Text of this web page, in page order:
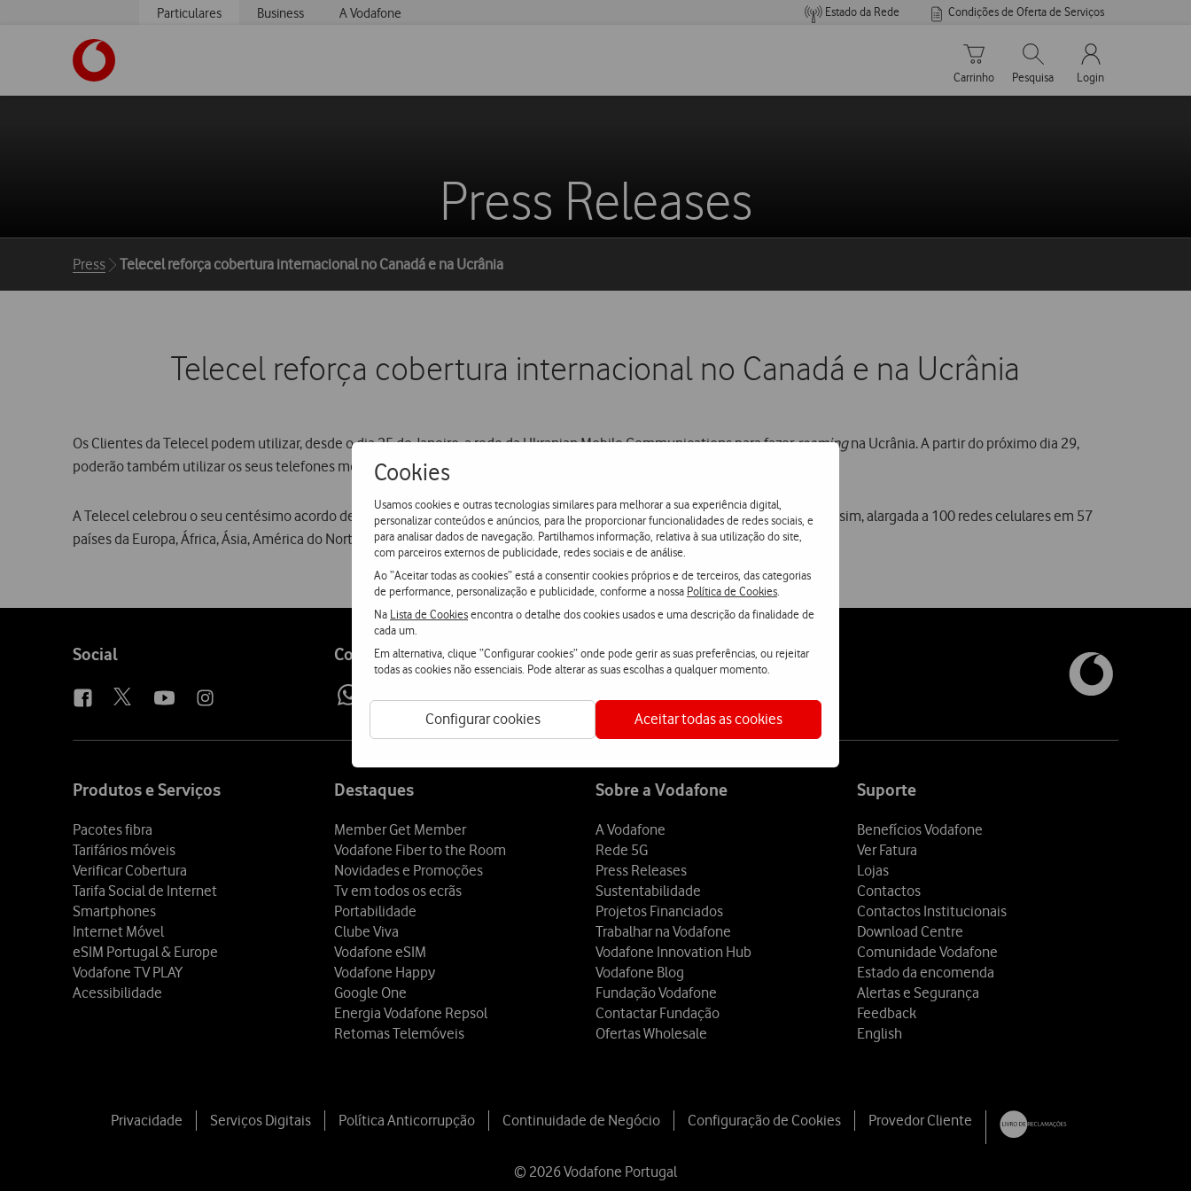
Cookies
Usamos cookies e outras tecnologias similares para melhorar a sua experiência digital,
personalizar conteúdos e anúncios, para lhe proporcionar funcionalidades de redes sociais, e
para analisar dados de navegação. Partilhamos informação, relativa à sua utilização do site,
com parceiros externos de publicidade, redes sociais e de análise.
Ao “Aceitar todas as cookies” está a consentir cookies próprios e de terceiros, das categorias
de performance, personalização e publicidade, conforme a nossa Política de Cookies
Na Lista de Cookiesencontra o detalhe dos cookies usados e uma descrição da finalidade de
cada um.
Em alternativa, clique “Configurar cookies” onde pode gerir as suas preferências, ou rejeitar
todas as cookies não essenciais. Pode alterar as suas escolhas a qualquer momento.
Configurar cookies Aceitar todas as cookies
Particulares Business A Vodafone Estado da Rede Condições de Oferta de Serviços
Carrinho de compras
Carrinho
Pesquisar
Pesquisa
My Vodafone
Login
Press Releases
Breadcrumbs
Press Telecel reforça cobertura internacional no Canadá e na Ucrânia
Telecel reforça cobertura internacional no Canadá e na Ucrânia
Os Clientes da Telecel podem utilizar, desde o dia 25 de Janeiro, a rede da Ukranian Mobile Communications para fazerroamingna Ucrânia. A partir do próximo dia 29,
poderão também utilizar os seus telefones móveis no Canadá, através da rede da Microcell.
A Telecel celebrou o seu centésimo acordo de roamingcom outros operadores internacionais. A sua cobertura externa fica, assim, alargada a 100 redes celulares em 57
países da Europa, África, Ásia, América do Norte e Oceania.
Follow
Social Contacta-nos
Produtos e Serviços
Pacotes fibra
Tarifários móveis
Verificar Cobertura
Tarifa Social de Internet
Smartphones
Internet Móvel
eSIM Portugal & Europe
Vodafone TV PLAY
Acessibilidade
Destaques
Member Get Member
Vodafone Fiber to the Room
Novidades e Promoções
Tv em todos os ecrãs
Portabilidade
Clube Viva
Vodafone eSIM
Vodafone Happy
Google One
Energia Vodafone Repsol
Retomas Telemóveis
Sobre a Vodafone
A Vodafone
Rede 5G
Press Releases
Sustentabilidade
Projetos Financiados
Trabalhar na Vodafone
Vodafone Innovation Hub
Vodafone Blog
Fundação Vodafone
Contactar Fundação
Ofertas Wholesale
Suporte
Benefícios Vodafone
Ver Fatura
Lojas
Contactos
Contactos Institucionais
Download Centre
Comunidade Vodafone
Estado da encomenda
Alertas e Segurança
Feedback
English
Privacidade Serviços Digitais Política Anticorrupção Continuidade de Negócio Configuração de Cookies Provedor Cliente
© 2026 Vodafone Portugal